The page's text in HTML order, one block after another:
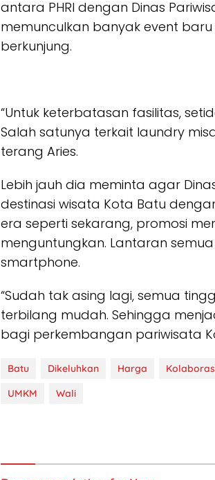
antara PHRI dengan Dinas
memunculkan banyak event
berkunjung.
“Untuk keterbatasan fasilitas,
Salah satunya terkait laundry
terang Aries.
Lebih jauh dia meminta agar
destinasi wisata Kota Batu
era seperti sekarang, promosi
menguntungkan. Lantaran
smartphone.
“Sudah tak asing lagi, semua
terbilang mudah. Sehingga
bagi perkembangan pariwisata
Batu Dikeluhkan Harga
UMKM
Wali